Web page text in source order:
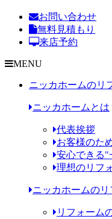
お問い合わせ
無料見積もり
来店予約
MENU
ニッカホームのリ
ニッカホームとは
代表挨拶
お客様のた
安心できる"
理想のリフ
ニッカホームのリ
リフォーム